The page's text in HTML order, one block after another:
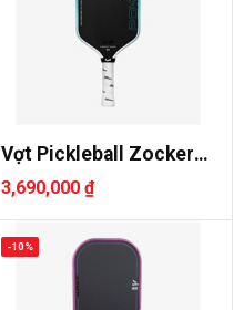
Vợt Pickleball Zocker
Power ..
3,690,000 ₫
-10%